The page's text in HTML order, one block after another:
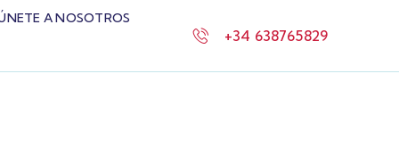
A NOSOTROS
+34 638765829